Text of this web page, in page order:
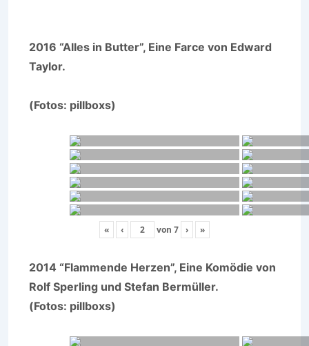
2016 “Alles in Butter”, Eine Farce von Edward
Taylor.
(Fotos: pillboxs)
« ‹ von 7 › »
2014 “Flammende Herzen”, Eine Komödie von
Rolf Sperling und Stefan Bermüller.
(Fotos: pillboxs)